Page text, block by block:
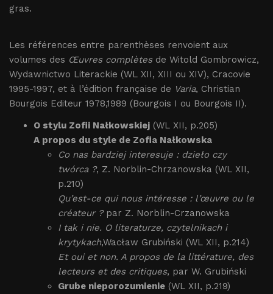
gras.
Les références entre parenthèses renvoient aux
volumes des Œuvres complètesde Witold Gombrowicz,
Wydawnictwo Literackie (WL XII, XIII ou XIV), Cracovie
1995-1997, et à l’édition française de Varia, Christian
Bourgois Editeur 1978,1989 (Bourgois I ou Bourgois II).
O stylu Zofii Nałkowskiej (WL XII, p.205)
A propos du style de Zofia Nałkowska
Co nas bardziej interesuje : dzieło czy
twórca ?, Z. Norblin-Chrzanowska (WL XII,
p.210)
Qu’est-ce qui nous intéresse : l’œuvre ou le
créateur ?par Z. Norblin-Crzanowska
I tak i nie. O literaturze, czytelnikach i
krytykach,Wacław Grubiński (WL XII, p.214)
Et oui et non. A propos de la littérature, des
lecteurs et des critiques, par W. Grubiński
Grube nieporozumienie (WL XII, p.219)